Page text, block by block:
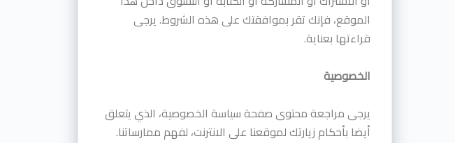
الموقع، فإنك تقر بموافقتك على هذه الشروط. يرجى
قراءتها بعناية.
الخصوصية
يرجى مراجعة محتوى صفحة سياسة الخصوصية، الذي يتعلق
أيضا بأحكام زيارتك لموقعنا على الانترنت، لفهم ممارساتنا.